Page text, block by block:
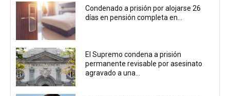
Condenado a prisión por alojarse 26
días en pensión completa en...
El Supremo condena a prisión
permanente revisable por asesinato
agravado a una...